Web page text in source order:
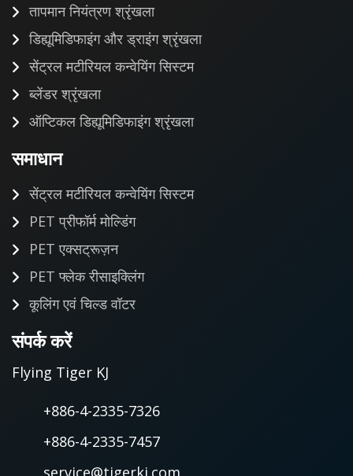
तापमान नियंत्रण श्रृंखला
डिह्यूमिडिफाइंग और ड्राइंग श्रृंखला
सेंट्रल मटीरियल कन्वेयिंग सिस्टम
ब्लेंडर श्रृंखला
ऑप्टिकल डिह्यूमिडिफाइंग श्रृंखला
समाधान
सेंट्रल मटीरियल कन्वेयिंग सिस्टम
PET प्रीफॉर्म मोल्डिंग
PET एक्सट्रूज़न
PET फ्लेक रीसाइक्लिंग
कूलिंग एवं चिल्ड वॉटर
संपर्क करें
Flying Tiger KJ
+886-4-2335-7326
+886-4-2335-7457
service@tigerkj.com